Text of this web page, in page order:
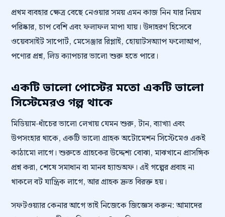
প্রথম ব্যবহার ক্ষেত্র বেছে নেওয়ার সময় এমন কাজ নিন যার নিয়ম
পরিষ্কার, চাপ বেশি এবং ফলাফল মাপা যায়। উদাহরণ হিসেবে
ওয়েবসাইট সাপোর্ট, মেসেঞ্জার রিপ্লাই, হোয়াটসঅ্যাপ ফলোআপ,
পণ্যের প্রশ্ন, লিড ক্যাপচার ভালো শুরু হতে পারে।
একটি ভালো পোস্টের মতো একটি ভালো
সিস্টেমেরও গল্প থাকে
মিডিয়াম-ধাঁচের ভালো লেখায় যেমন শুরু, টান, ব্যাখ্যা এবং
উপসংহার থাকে, একটি ভালো গ্রাহক অটোমেশন সিস্টেমেও একই
কাঠামো লাগে। শুরুতে গ্রাহকের উদ্দেশ্য বোঝা, মাঝখানে প্রাসঙ্গিক
প্রশ্ন করা, শেষে সমাধান বা মানব হ্যান্ডঅফ। এই গল্পের প্রবাহ না
থাকলে বট যান্ত্রিক লাগে, আর গ্রাহক দ্রুত বিরক্ত হয়।
সফটওয়্যার কেনার আগে তাই নিজেকে জিজ্ঞেস করুন: আমাদের